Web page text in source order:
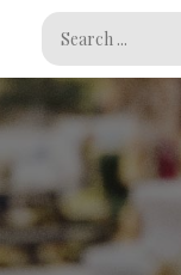
Search
for: